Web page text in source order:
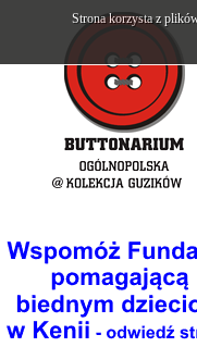
Strona korzysta z